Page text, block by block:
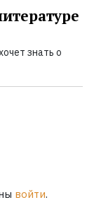
знать о
войти.